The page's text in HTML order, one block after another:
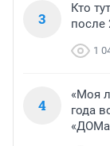
3
Кто
после
1
4
«Моя
года